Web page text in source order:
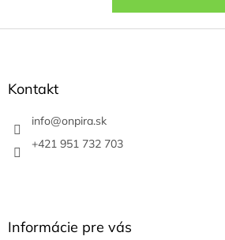
Z
Kontakt
info@onpira.sk
+421 951 732 703
Informácie pre vás